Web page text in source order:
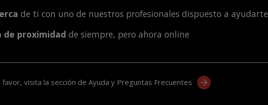
de ti con uno de nuestros profesionales dispuesto a ayudarte
proximidad de siempre, pero ahora online
favor, visita la sección de Ayuda y Preguntas Frecuentes